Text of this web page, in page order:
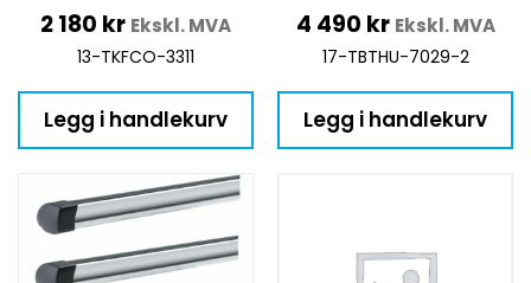
2 180 kr Ekskl. MVA
13-TKFCO-3311
Legg i handlekurv
4 490 kr Ekskl. MVA
17-TBTHU-7029-2
Legg i handlekurv